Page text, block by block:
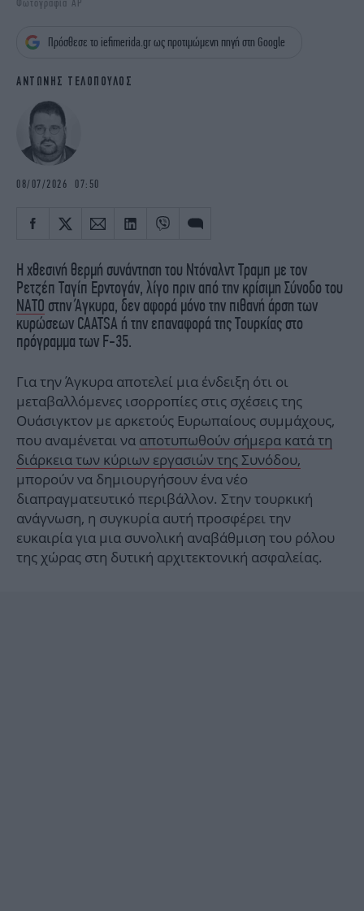
iBOOKS
OSCARS
NEWSLETTER
Φωτογραφία AP
Πρόσθεσε το iefimerida.gr ως προτιμώμενη πηγή στη Google
ΑΝΤΩΝΗΣ ΤΕΛΟΠΟΥΛΟΣ
08/07/2026 07:50
Η χθεσινή θερμή συνάντηση του Ντόναλντ Τραμπ με τον
Ρετζέπ Ταγίπ Ερντογάν, λίγο πριν από την κρίσιμη Σύνοδο του
ΝΑΤΟ στην Άγκυρα, δεν αφορά μόνο την πιθανή άρση των
κυρώσεων CAATSA ή την επαναφορά της Τουρκίας στο
πρόγραμμα των F-35.
Για την Άγκυρα αποτελεί μια ένδειξη ότι οι
μεταβαλλόμενες ισορροπίες στις σχέσεις της
Ουάσιγκτον με αρκετούς Ευρωπαίους συμμάχους,
που αναμένεται να αποτυπωθούν σήμερα κατά τη
διάρκεια των κύριων εργασιών της Συνόδου,
μπορούν να δημιουργήσουν ένα νέο
διαπραγματευτικό περιβάλλον. Στην τουρκική
ανάγνωση, η συγκυρία αυτή προσφέρει την
ευκαιρία για μια συνολική αναβάθμιση του ρόλου
της χώρας στη δυτική αρχιτεκτονική ασφαλείας.